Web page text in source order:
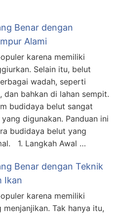
Benar dengan
Alami
karena memiliki
Selain itu, belut
wadah, seperti
bahkan di lahan sempit.
budidaya belut sangat
digunakan. Panduan ini
budidaya belut yang
1. Langkah Awal …
Benar dengan Teknik
Ikan
karena memiliki
Tak hanya itu,